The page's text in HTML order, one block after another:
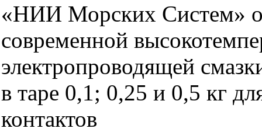
«НИИ Морских Систем»
современной
электропроводящей
в таре 0,1; 0,25 и 0,5 кг
контактов